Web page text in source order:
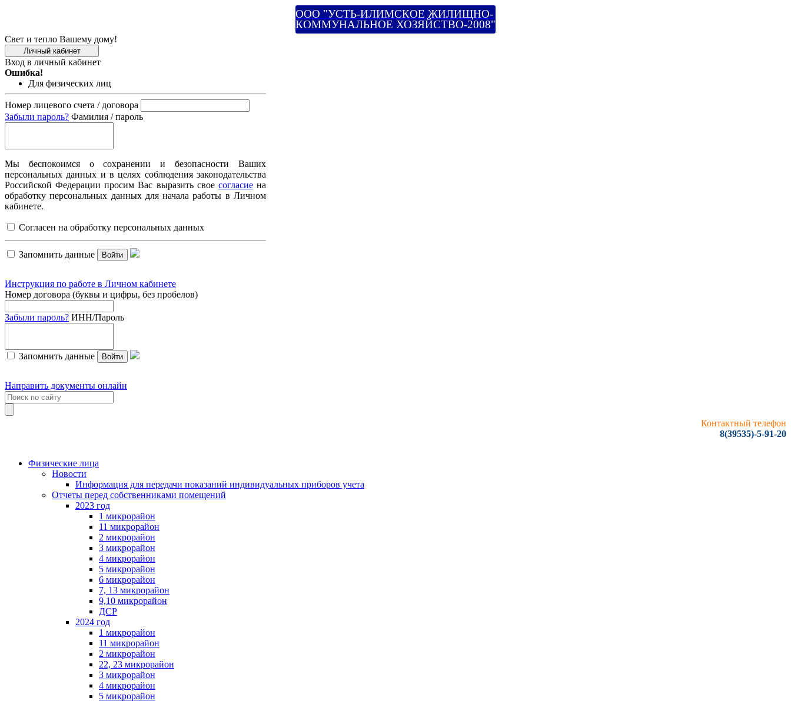
ООО "УСТЬ-ИЛИМСКОЕ ЖИЛИЩНО-
КОММУНАЛЬНОЕ ХОЗЯЙСТВО-2008"
Свет и тепло Вашему дому!
Личный кабинет
Вход в личный кабинет
Ошибка!
Для физических лиц
Номер лицевого счета / договора
Забыли пароль? Фамилия / пароль
Мы беспокоимся о сохранении и безопасности Ваших
персональных данных и в целях соблюдения законодательства
Российской Федерации просим Вас выразить свое согласиена
обработку персональных данных для начала работы в Личном
кабинете.
Согласен на обработку персональных данных
Запомнить данные Войти
Инструкция по работе в Личном кабинете
Номер договора (буквы и цифры, без пробелов)
Забыли пароль? ИНН/Пароль
Запомнить данные Войти
Направить документы онлайн
Контактный телефон
8(39535)-5-91-20
Физические лица
Новости
Информация для передачи показаний индивидуальных приборов учета
Отчеты перед собственниками помещений
2023 год
1 микрорайон
11 микрорайон
2 микрорайон
3 микрорайон
4 микрорайон
5 микрорайон
6 микрорайон
7, 13 микрорайон
9,10 микрорайон
ДСР
2024 год
1 микрорайон
11 микрорайон
2 микрорайон
22, 23 микрорайон
3 микрорайон
4 микрорайон
5 микрорайон